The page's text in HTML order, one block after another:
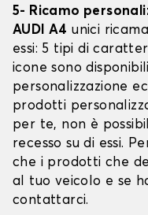
5- Ricamo
AUDI A4 unici
essi: 5 tipi di
icone sono
personalizzazione
prodotti
per te, non è
recesso su di essi.
che i prodotti che
al tuo veicolo e se
contattarci.